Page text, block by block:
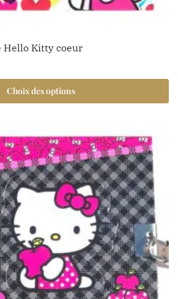
Kitty coeur
Choix des options